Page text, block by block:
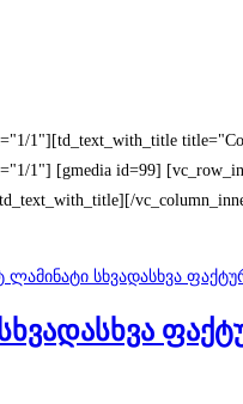
1"][td_text_with_title
1"] [gmedia id=99]